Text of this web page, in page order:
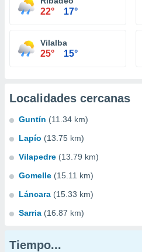
22° 17°
Vilalba
25° 15°
Localidades cercanas
Guntín (11.34 km)
Lapío (13.75 km)
Vilapedre (13.79 km)
Gomelle (15.11 km)
Láncara (15.33 km)
Sarria (16.87 km)
Tiempo...